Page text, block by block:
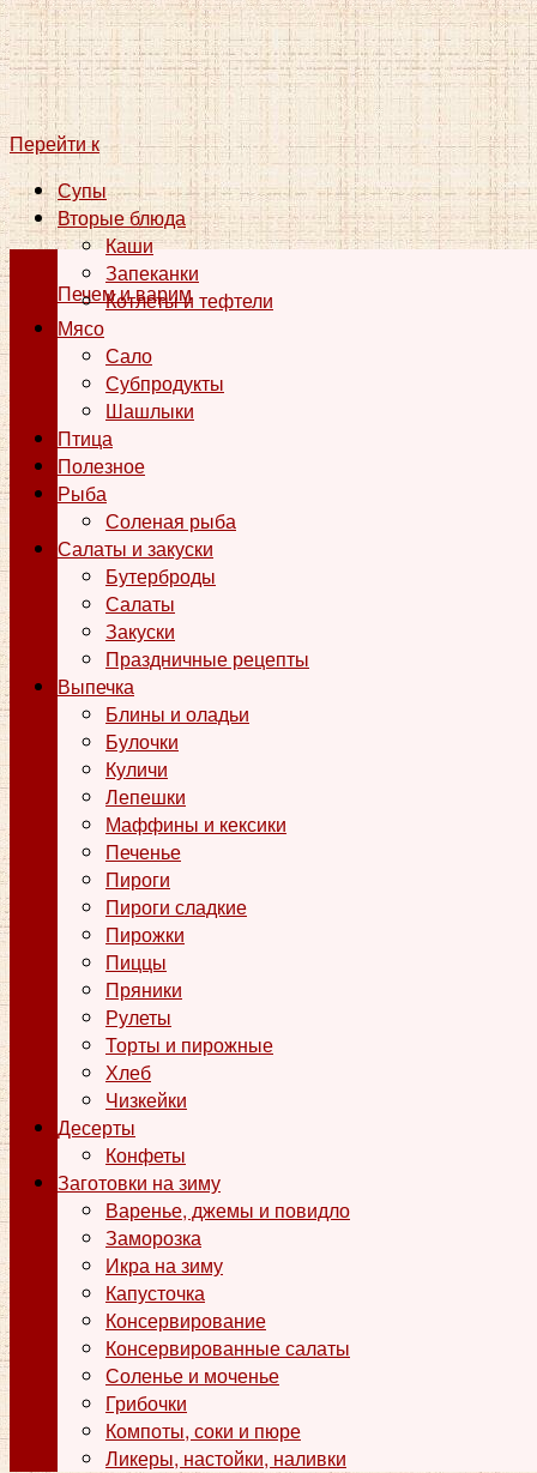
Печем и варим
Перейти к
Супы
Вторые блюда
Каши
Запеканки
Котлеты и тефтели
Мясо
Сало
Субпродукты
Шашлыки
Птица
Полезное
Рыба
Соленая рыба
Салаты и закуски
Бутерброды
Салаты
Закуски
Праздничные рецепты
Выпечка
Блины и оладьи
Булочки
Куличи
Лепешки
Маффины и кексики
Печенье
Пироги
Пироги сладкие
Пирожки
Пиццы
Пряники
Рулеты
Торты и пирожные
Хлеб
Чизкейки
Десерты
Конфеты
Заготовки на зиму
Варенье, джемы и повидло
Заморозка
Икра на зиму
Капусточка
Консервирование
Консервированные салаты
Соленье и моченье
Грибочки
Компоты, соки и пюре
Ликеры, настойки, наливки